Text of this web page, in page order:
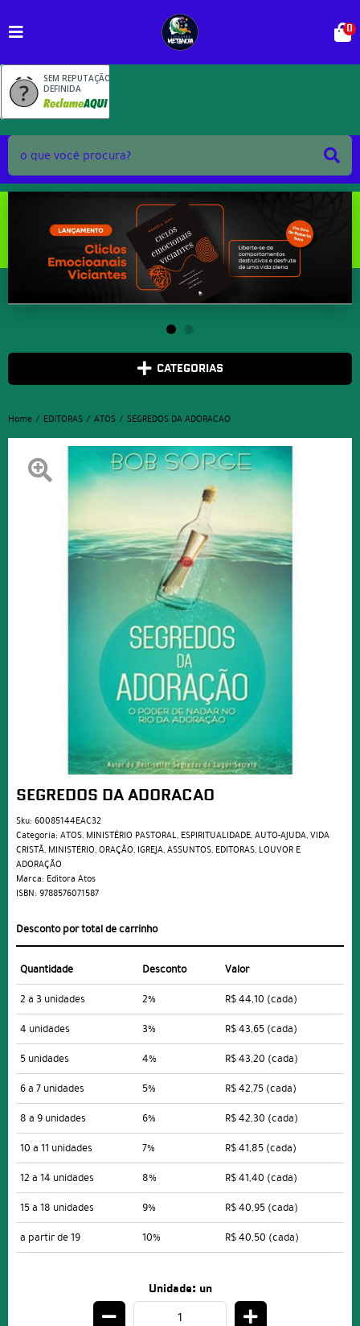
SEM REPUTAÇÃO
DEFINIDA
0
CATEGORIAS
Home EDITORAS ATOS SEGREDOS DA ADORACAO
SEGREDOS DA ADORACAO
Sku: 60085144EAC32
Categoria: ATOS, MINISTÉRIO PASTORAL, ESPIRITUALIDADE,AUTO-AJUDA,VIDA
CRISTÃ, MINISTÉRIO,ORAÇÃO, IGREJA,ASSUNTOS, EDITORAS, LOUVOR E
ADORAÇÃO
Marca: Editora Atos
ISBN: 9788576071587
Desconto por total de carrinho
Quantidade Desconto
Valor
2 a 3 unidades
2% R$ 44,10 (cada)
4 unidades
3% R$ 43,65 (cada)
5 unidades
4% R$ 43,20 (cada)
6 a 7 unidades
5% R$ 42,75 (cada)
8 a 9 unidades
6% R$ 42,30 (cada)
10 a 11 unidades
7% R$ 41,85 (cada)
12 a 14 unidades
8% R$ 41,40 (cada)
15 a 18 unidades
9% R$ 40,95 (cada)
a partir de 19
10% R$ 40,50 (cada)
Unidade: un